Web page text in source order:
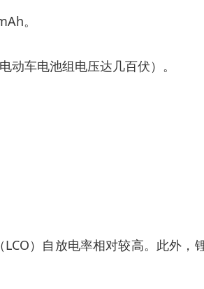
。
车电池组电压达几百伏）。
）自放电率相对较高。此外，